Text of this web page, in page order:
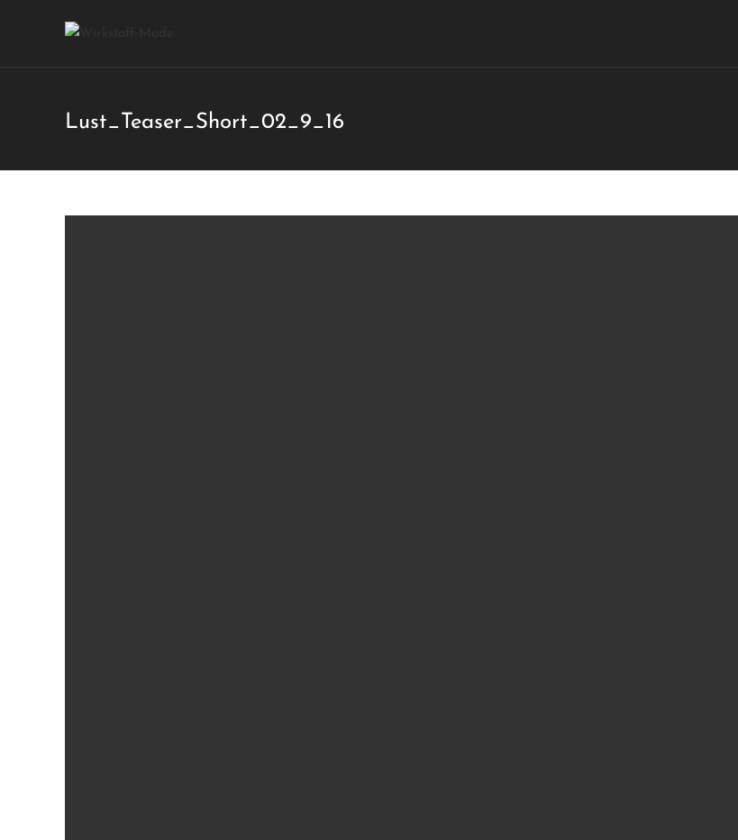
Lust_Teaser_Short_02_9_16